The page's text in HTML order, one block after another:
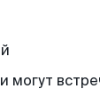
могут